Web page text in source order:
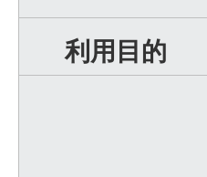
利用目的